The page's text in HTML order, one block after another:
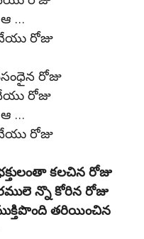
…
రోజు
రోజు
రోజు
…
రోజు
కలచిన రోజు
న్నొ కోరిన రోజు
తరియించిన